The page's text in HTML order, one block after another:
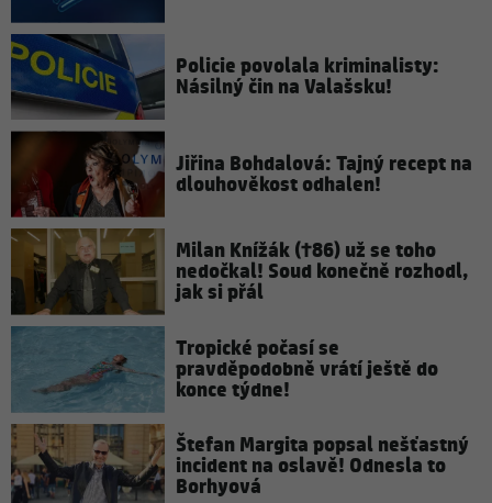
Policie povolala kriminalisty:
Násilný čin na Valašsku!
Jiřina Bohdalová: Tajný recept na
dlouhověkost odhalen!
Milan Knížák (†86) už se toho
nedočkal! Soud konečně rozhodl,
jak si přál
Tropické počasí se
pravděpodobně vrátí ještě do
konce týdne!
Štefan Margita popsal nešťastný
incident na oslavě! Odnesla to
Borhyová